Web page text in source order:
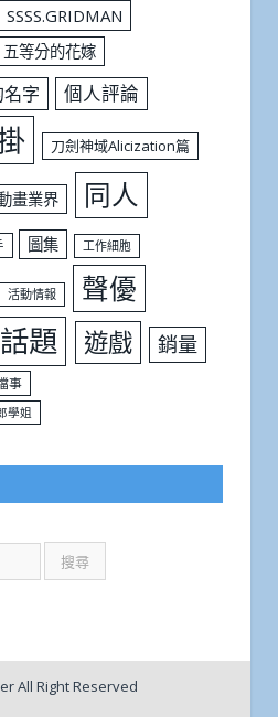
SSSS.GRIDMAN
五等分的花嫁
字 個人評論
刀劍神域Alicization篇
畫業界 同人
圖集 工作細胞
活動情報 聲優
話題 遊戲 銷量
事
學姐
All Right Reserved